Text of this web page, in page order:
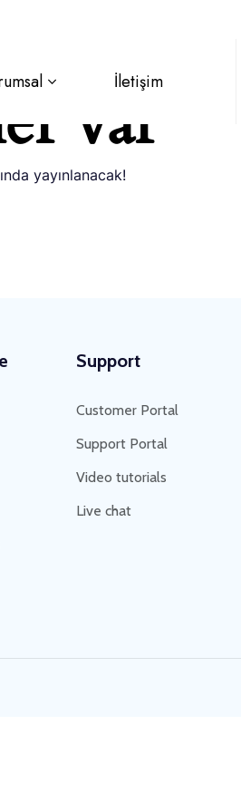
İletişim
var
yayınlanacak!
Support
Customer Portal
Support Portal
Video tutorials
Live chat